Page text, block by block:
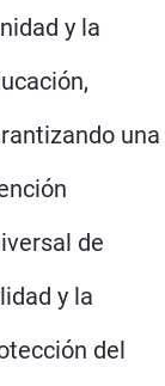
y la
una
de
y la
del